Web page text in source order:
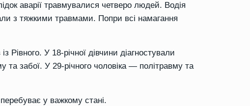
аварії травмувалися четверо людей. Водія
з тяжкими травмами. Попри всі намагання
Рівного. У 18-річної дівчини діагностували
та забої. У 29-річного чоловіка — політравму та
у важкому стані.